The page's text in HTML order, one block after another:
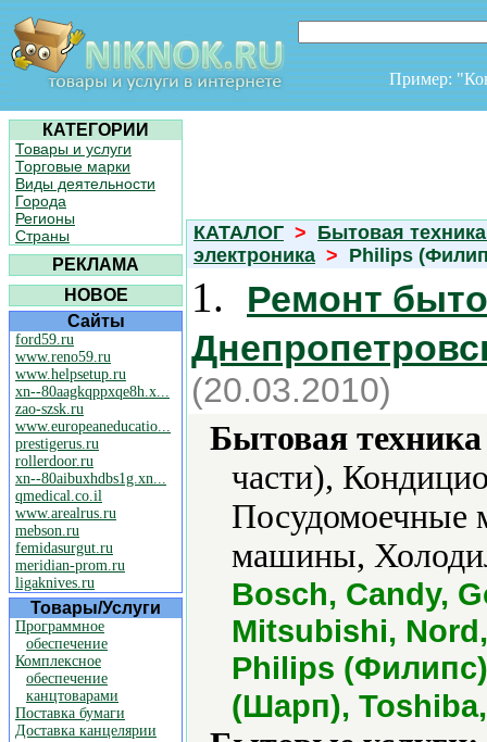
Пример:
КАТЕГОРИИ
Товары и услуги
Торговые марки
Виды деятельности
Города
Регионы
Страны
РЕКЛАМА
НОВОЕ
Сайты
ford59.ru
www.reno59.ru
www.helpsetup.ru
xn--80aagkqppxqe8h.x...
zao-szsk.ru
www.europeaneducatio...
prestigerus.ru
rollerdoor.ru
xn--80aibuxhdbs1g.xn...
qmedical.co.il
www.arealrus.ru
mebson.ru
femidasurgut.ru
meridian-prom.ru
ligaknives.ru
Товары/Услуги
Программное
обеспечение
Комплексное
обеспечение
канцтоварами
Поставка бумаги
Доставка канцелярии
КАТАЛОГ > Бытовая
электроника > Philips
1.
Ремонт
(20.03.2010)
Бытовая
части),
машины,
Bosch, Candy,
Mitsubishi,
Philips
(Шарп),